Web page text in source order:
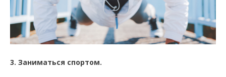
3. Заниматься спортом.